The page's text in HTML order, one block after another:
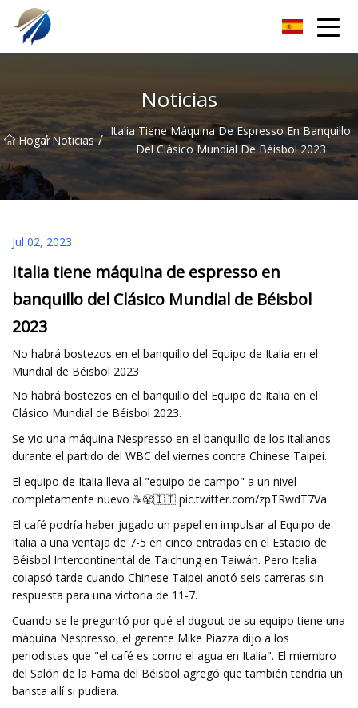
Máquina para fabricar bolsas de Guangdong Co., Ltd.
Noticias
Hogar
/ Noticias / Italia Tiene Máquina De Espresso En Banquillo
Del Clásico Mundial De Béisbol 2023
Jul 02, 2023
Italia tiene máquina de espresso en
banquillo del Clásico Mundial de Béisbol
2023
No habrá bostezos en el banquillo del Equipo de Italia en el
Mundial de Béisbol 2023
No habrá bostezos en el banquillo del Equipo de Italia en el
Clásico Mundial de Béisbol 2023.
Se vio una máquina Nespresso en el banquillo de los italianos
durante el partido del WBC del viernes contra Chinese Taipei.
El equipo de Italia lleva al "equipo de campo" a un nivel
completamente nuevo ☕️😤🇮🇹 pic.twitter.com/zpTRwdT7Va
El café podría haber jugado un papel en impulsar al Equipo de
Italia a una ventaja de 7-5 en cinco entradas en el Estadio de
Béisbol Intercontinental de Taichung en Taiwán. Pero Italia
colapsó tarde cuando Chinese Taipei anotó seis carreras sin
respuesta para una victoria de 11-7.
Cuando se le preguntó por qué el dugout de su equipo tiene una
máquina Nespresso, el gerente Mike Piazza dijo a los
periodistas que "el café es como el agua en Italia". El miembro
del Salón de la Fama del Béisbol agregó que también tendría un
barista allí si pudiera.